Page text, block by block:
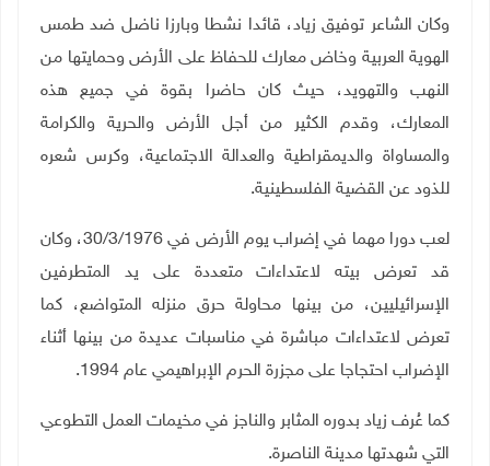
وكان الشاعر توفيق زياد، قائدا نشطا وبارزا ناضل ضد طمس
الهوية العربية وخاض معارك للحفاظ على الأرض وحمايتها من
النهب والتهويد، حيث كان حاضرا بقوة في جميع هذه
المعارك، وقدم الكثير من أجل الأرض والحرية والكرامة
والمساواة والديمقراطية والعدالة الاجتماعية، وكرس شعره
للذود عن القضية الفلسطينية.
لعب دورا مهما في إضراب يوم الأرض في 30/3/1976، وكان
قد تعرض بيته لاعتداءات متعددة على يد المتطرفين
الإسرائيليين، من بينها محاولة حرق منزله المتواضع، كما
تعرض لاعتداءات مباشرة في مناسبات عديدة من بينها أثناء
الإضراب احتجاجا على مجزرة الحرم الإبراهيمي عام 1994
.
كما عُرف زياد بدوره المثابر والناجز في مخيمات العمل التطوعي
التي شهدتها مدينة الناصرة.